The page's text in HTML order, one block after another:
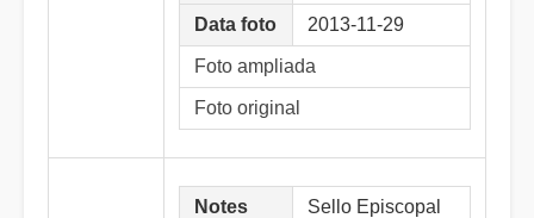
Data foto 2013-11-29
Foto ampliada
Foto original
Notes Sello Episcopal